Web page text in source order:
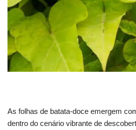
As folhas de batata-doce emergem
dentro do cenário vibrante de